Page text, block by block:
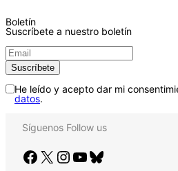
Boletín
Suscríbete a nuestro boletín
He leído y acepto dar mi
datos.
Síguenos Follow us
Facebook X Instagram YouTube Bluesky